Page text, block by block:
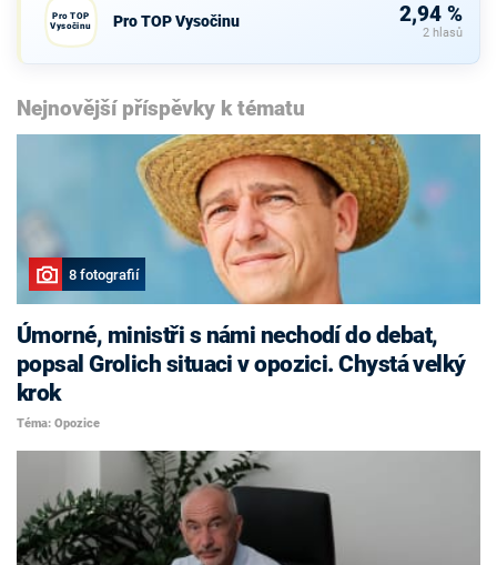
Pro TOP
Vysočinu
Pro TOP Vysočinu 2,94 %
2 hlasů
Nejnovější příspěvky k tématu
8 fotografií
Úmorné, ministři s námi nechodí do debat,
popsal Grolich situaci v opozici. Chystá velký
krok
Téma: Opozice